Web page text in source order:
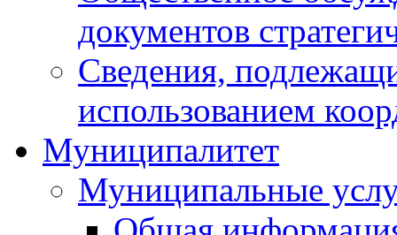
документов
Сведения,
использованием
Муниципалитет
Муниципальные